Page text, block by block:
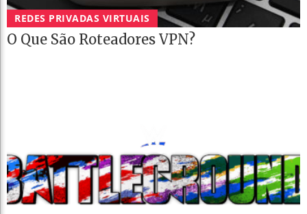
REDES PRIVADAS VIRTUAIS
O Que São Roteadores VPN?